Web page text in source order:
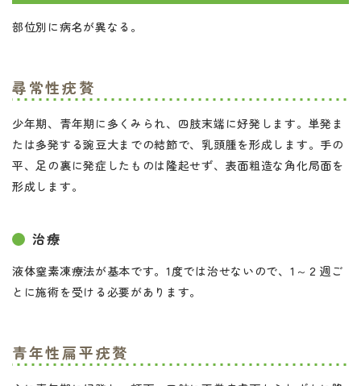
部位別に病名が異なる。
尋常性疣贅
少年期、青年期に多くみられ、四肢末端に好発します。単発ま
たは多発する豌豆大までの結節で、乳頭腫を形成します。手の
平、足の裏に発症したものは隆起せず、表面粗造な角化局面を
形成します。
治療
液体窒素凍療法が基本です。1度では治せないので、1～２週ご
とに施術を受ける必要があります。
青年性扁平疣贅